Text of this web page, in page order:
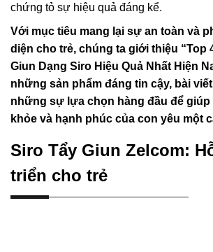
chứng tỏ sự hiệu quả đáng kể.
Với mục tiêu mang lại sự an toàn và
diện cho trẻ, chúng ta giới thiệu “Top
Giun Dạng Siro Hiệu Quả Nhất Hiện
những sản phẩm đáng tin cậy, bài
những sự lựa chọn hàng đầu để giúp
khỏe và hạnh phúc của con yêu một
Siro Tẩy Giun Zelcom:
triển cho trẻ